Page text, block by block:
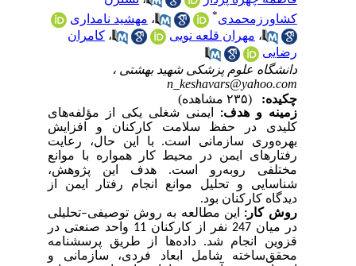
کشاورزمحمدی
،مهشید نامداری
،مهران قلعه نویی ،کامران
رضایی
دانشگاه علوم پزشکی شهید بهشتی ،
n_keshavars@yahoo.com
چکیده:
زمینه و هدف:ایمنی شغلی یکی از مؤلفه‌های
کلیدی در حفظ سلامت کارکنان و افزایش
بهره‌وری سازمانی است. با این حال، رعایت
رفتارهای ایمن در محیط کار همواره با موانع
مختلفی روبه‌رو است. هدف این پژوهش،
شناسایی و تحلیل موانع انجام رفتار ایمن از
دیدگاه کارکنان بود.
روش کار:این مطالعه به روش توصیفی– تحلیلی
در میان 247 نفر از کارکنان 11 واحد صنعتی در
قزوین انجام شد. داده‌ها از طریق پرسشنامه
محقق‌ساخته شامل ابعاد فردی، سازمانی و